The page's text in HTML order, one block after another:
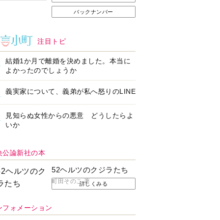
バックナンバー
注目トピ
結婚1か月で離婚を決めました。本当に
よかったのでしょうか
義実家について、義弟が私へ怒りのLINE
見知らぬ女性からの悪意 どうしたらよ
いか
公論新社の本
52ヘルツのクジラたち
町田そのこ 著詳しくみる
フォメーション